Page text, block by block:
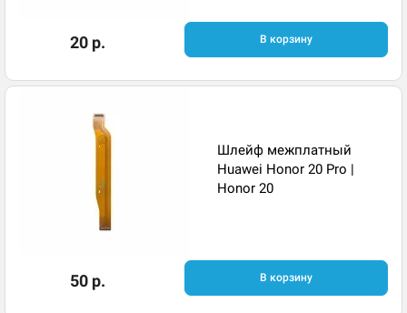
20 р. В корзину
Шлейф межплатный
Huawei Honor 20 Pro |
Honor 20
50 р. В корзину